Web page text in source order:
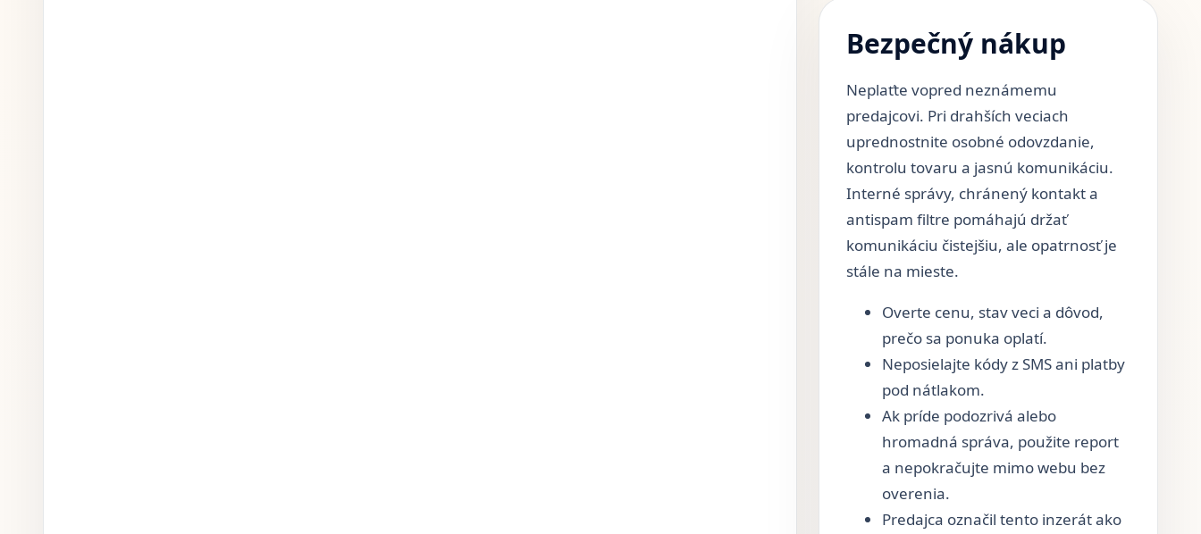
Bezpečný nákup
Neplaťte vopred neznámemu
predajcovi. Pri drahších veciach
uprednostnite osobné odovzdanie,
kontrolu tovaru a jasnú komunikáciu.
Interné správy, chránený kontakt a
antispam filtre pomáhajú držať
komunikáciu čistejšiu, ale opatrnosť je
stále na mieste.
Overte cenu, stav veci a dôvod,
prečo sa ponuka oplatí.
Neposielajte kódy z SMS ani platby
pod nátlakom.
Ak príde podozrivá alebo
hromadná správa, použite report
a nepokračujte mimo webu bez
overenia.
Predajca označil tento inzerát ako